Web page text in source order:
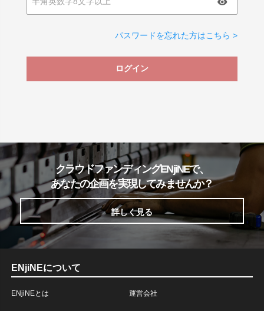
パスワードを忘れた方はこちら >
ログイン
クラウドファンディングENjiNEで、
あなたの企画を実現してみませんか？
詳しく見る
ENjiNEについて
ENjiNEとは 運営会社